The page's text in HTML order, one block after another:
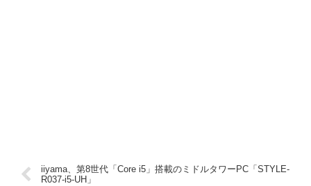
iiyama、第8世代「Core i5」搭載のミドルタワーPC「STYLE-
R037-i5-UH」